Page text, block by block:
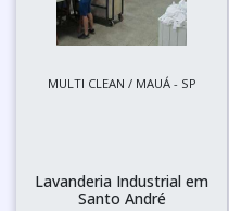
MULTI CLEAN / MAUÁ - SP
Lavanderia Industrial em
Santo André